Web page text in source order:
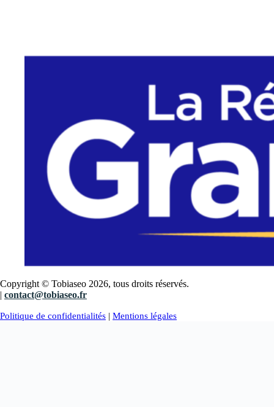
Copyright © Tobiaseo 2026, tous droits réservés.
| contact@tobiaseo.fr
Politique de confidentialités | Mentions légales